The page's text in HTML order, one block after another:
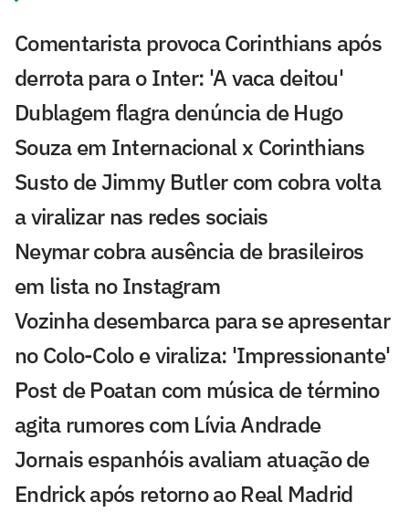
Comentarista provoca Corinthians após
derrota para o Inter: 'A vaca deitou'
Dublagem flagra denúncia de Hugo
Souza em Internacional x Corinthians
Susto de Jimmy Butler com cobra volta
a viralizar nas redes sociais
Neymar cobra ausência de brasileiros
em lista no Instagram
Vozinha desembarca para se apresentar
no Colo-Colo e viraliza: 'Impressionante'
Post de Poatan com música de término
agita rumores com Lívia Andrade
Jornais espanhóis avaliam atuação de
Endrick após retorno ao Real Madrid